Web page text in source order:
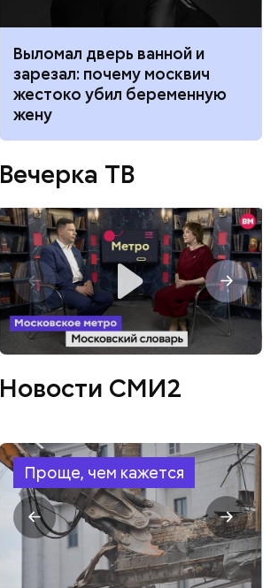
Выломал дверь ванной и
зарезал: почему москвич
жестоко убил беременную
жену
Вечерка ТВ
Новости СМИ2
Проще, чем кажется